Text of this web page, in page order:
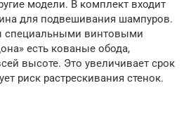
модели. В комплект входит
для подвешивания шампуров.
специальными винтовыми
есть кованые обода,
высоте. Это увеличивает срок
риск растрескивания стенок.